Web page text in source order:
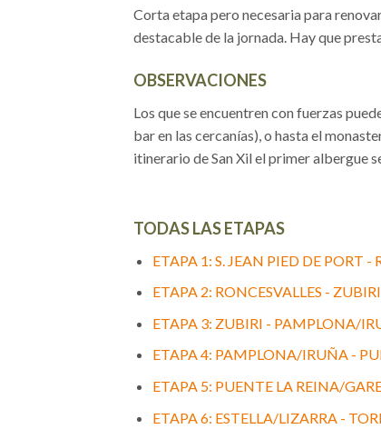
Corta etapa pero necesaria para
destacable de la jornada. Hay que
OBSERVACIONES
Los que se encuentren con fuerzas
bar en las cercanías), o hasta el
itinerario de San Xil el primer albergue
TODAS LAS ETAPAS
ETAPA 1: S. JEAN PIED DE PORT -
ETAPA 2: RONCESVALLES -
ETAPA 3: ZUBIRI - PAMPLONA/
ETAPA 4: PAMPLONA/IRUÑA -
ETAPA 5: PUENTE LA REINA/
ETAPA 6: ESTELLA/LIZARRA -